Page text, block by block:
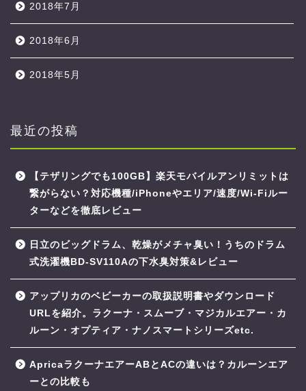
2018年7月
2018年6月
2018年5月
最近の投稿
【テザリングでも100GB】楽天モバイルアンリミットは
繋がらない？対応機種/iPhoneやエリア/速度/Wi-Fiルー
ターなどを徹底レビュー
日立のビッグドラム、乾燥がメチャ臭い！うちのドラム
式洗濯機BD-SV110Aの下水臭対策&レビュー
アップリカのベビーカーの取扱説明書やダウンロード
URLを紹介。ラクーナ・スムーブ・マジカルエアー・カ
ルーン・オプティア・ナノスマートシリーズetc.
ApricaラクーナエアーABとACの違いは？カルーンエア
ーとの比較も